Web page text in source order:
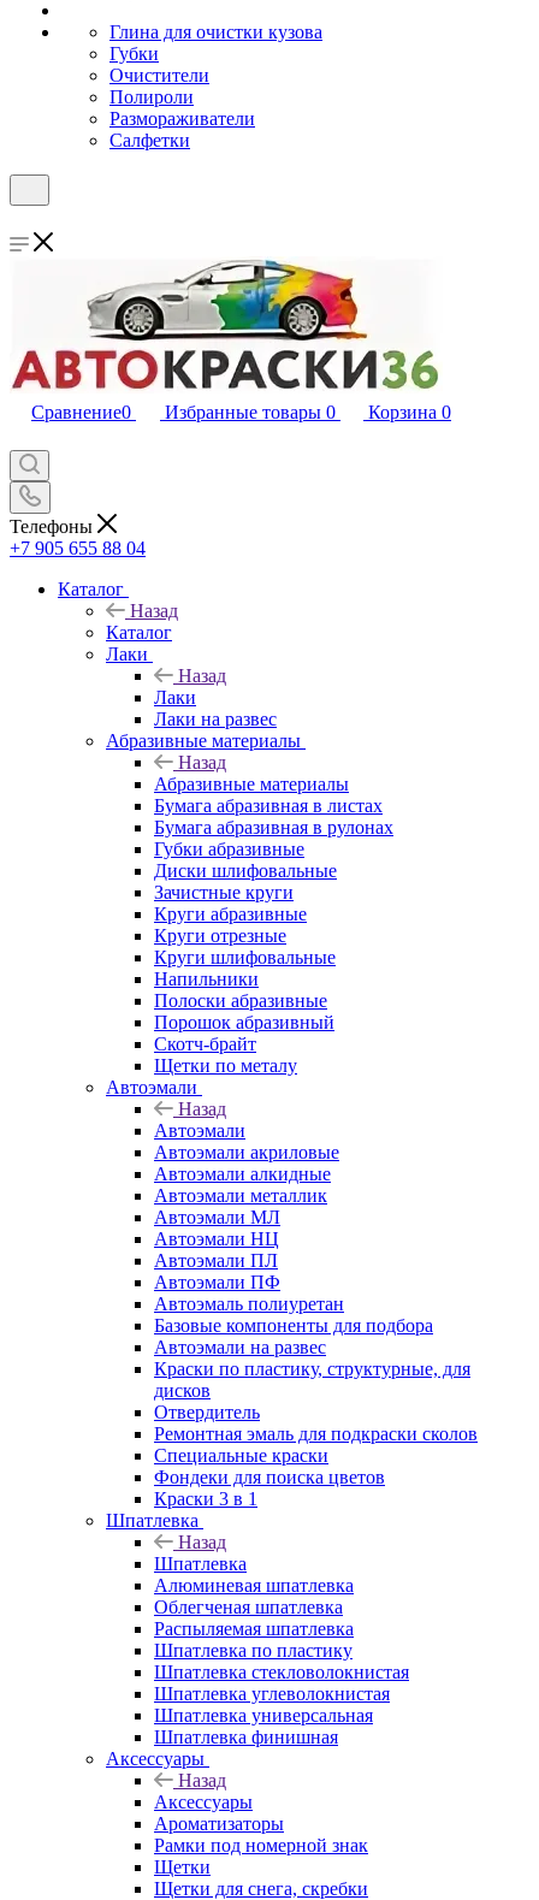
Глина для очистки кузова
Губки
Очистители
Полироли
Размораживатели
Салфетки
Сравнение0 Избранные товары 0 Корзина 0
Телефоны
+7 905 655 88 04
Каталог
Назад
Каталог
Лаки
Назад
Лаки
Лаки на развес
Абразивные материалы
Назад
Абразивные материалы
Бумага абразивная в листах
Бумага абразивная в рулонах
Губки абразивные
Диски шлифовальные
Зачистные круги
Круги абразивные
Круги отрезные
Круги шлифовальные
Напильники
Полоски абразивные
Порошок абразивный
Скотч-брайт
Щетки по металу
Автоэмали
Назад
Автоэмали
Автоэмали акриловые
Автоэмали алкидные
Автоэмали металлик
Автоэмали МЛ
Автоэмали НЦ
Автоэмали ПЛ
Автоэмали ПФ
Автоэмаль полиуретан
Базовые компоненты для подбора
Автоэмали на развес
Краски по пластику, структурные, для
дисков
Отвердитель
Ремонтная эмаль для подкраски сколов
Специальные краски
Фондеки для поиска цветов
Краски 3 в 1
Шпатлевка
Назад
Шпатлевка
Алюминевая шпатлевка
Облегченая шпатлевка
Распыляемая шпатлевка
Шпатлевка по пластику
Шпатлевка стекловолокнистая
Шпатлевка углеволокнистая
Шпатлевка универсальная
Шпатлевка финишная
Аксессуары
Назад
Аксессуары
Ароматизаторы
Рамки под номерной знак
Щетки
Щетки для снега, скребки